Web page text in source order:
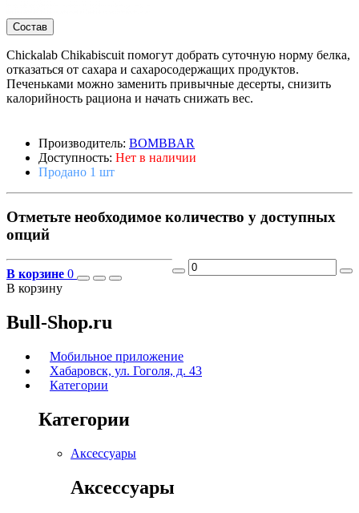
Состав
Chickalab Chikabiscuit помогут добрать суточную норму белка,
отказаться от сахара и сахаросодержащих продуктов.
Печеньками можно заменить привычные десерты, снизить
калорийность рациона и начать снижать вес.
Производитель: BOMBBAR
Доступность: Нет в наличии
Продано 1 шт
Отметьте необходимое количество у доступных
опций
В корзине 0
В корзину
Bull-Shop.ru
Мобильное приложение
Хабаровск, ул. Гоголя, д. 43
Категории
Категории
Аксессуары
Аксессуары